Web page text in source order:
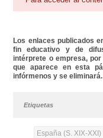
Área personal
Los enlaces publicados
fin educativo y de
intérprete o empresa,
que aparece en esta
infórmenos y se eliminará.
Etiquetas
España (S. XIX-XXI)